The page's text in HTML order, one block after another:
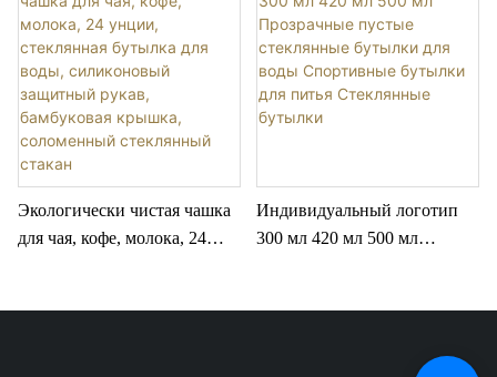
крышкой, стеклянный
стакан для воды без BPA,
стакан для воды
светящиеся в темноте
кружки для кемпинга, белая
коробка
Экологически чистая чашка
для чая, кофе, молока, 24
Индивидуальный логотип
300 мл 420 мл 500 мл